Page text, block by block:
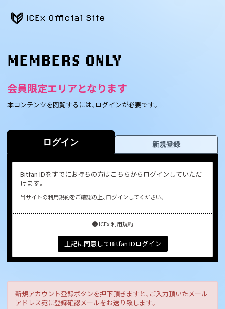
ICEx Official Site
MEMBERS ONLY
会員限定エリアとなります
本コンテンツを閲覧するには、ログインが必要です。
ログイン 新規登録
Bitfan IDをすでにお持ちの方はこちらからログインしていただ
けます。
当サイトの利用規約をご確認の上、ログインしてください。
ICEx 利用規約
上記に同意してBitfan IDログイン
新規アカウント登録ボタンを押下頂きますと、ご入力頂いたメール
アドレス宛に登録確認メールをお送り致します。